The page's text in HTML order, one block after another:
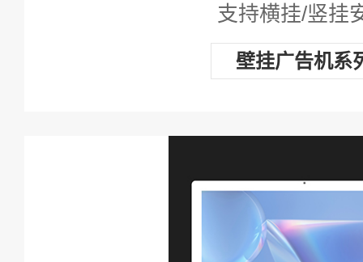
支持横挂/竖挂
壁挂广告机系
查看详情